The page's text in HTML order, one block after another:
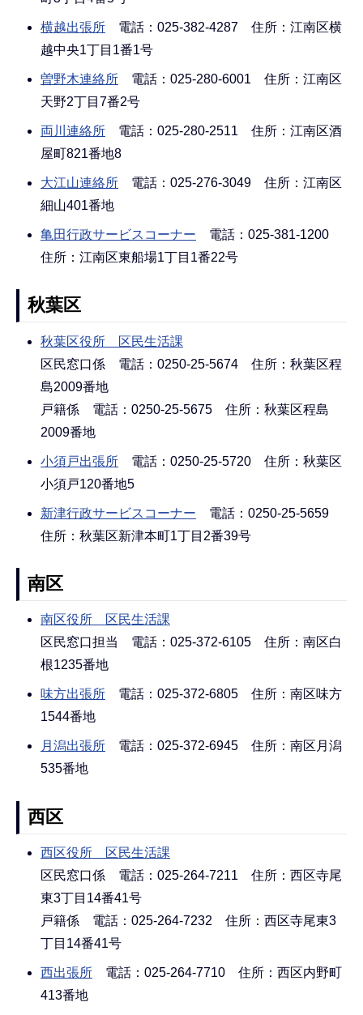
横越出張所 電話：025-382-4287 住所：江南区横
越中央1丁目1番1号
曽野木連絡所 電話：025-280-6001 住所：江南区
天野2丁目7番2号
両川連絡所 電話：025-280-2511 住所：江南区酒
屋町821番地8
大江山連絡所 電話：025-276-3049 住所：江南区
細山401番地
亀田行政サービスコーナー 電話：025-381-1200
住所：江南区東船場1丁目1番22号
秋葉区
秋葉区役所 区民生活課
区民窓口係 電話：0250-25-5674 住所：秋葉区程
島2009番地
戸籍係 電話：0250-25-5675 住所：秋葉区程島
2009番地
小須戸出張所 電話：0250-25-5720 住所：秋葉区
小須戸120番地5
新津行政サービスコーナー 電話：0250-25-5659
住所：秋葉区新津本町1丁目2番39号
南区
南区役所 区民生活課
区民窓口担当 電話：025-372-6105 住所：南区白
根1235番地
味方出張所 電話：025-372-6805 住所：南区味方
1544番地
月潟出張所 電話：025-372-6945 住所：南区月潟
535番地
西区
西区役所 区民生活課
区民窓口係 電話：025-264-7211 住所：西区寺尾
東3丁目14番41号
戸籍係 電話：025-264-7232 住所：西区寺尾東3
丁目14番41号
西出張所 電話：025-264-7710 住所：西区内野町
413番地